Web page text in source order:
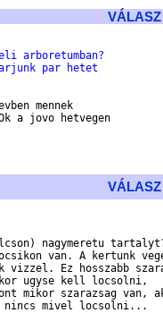
VÁLASZ
arboretumban?
par hetet
mennek
a jovo hetvegen
VÁLASZ
nagymeretu
van. A kertunk
vizzel. Ez hosszabb
ugyse kell locsolni,
mikor szarazsag van,
nincs mivel locsolni...